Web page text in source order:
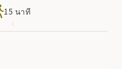
ปี
15 นาที